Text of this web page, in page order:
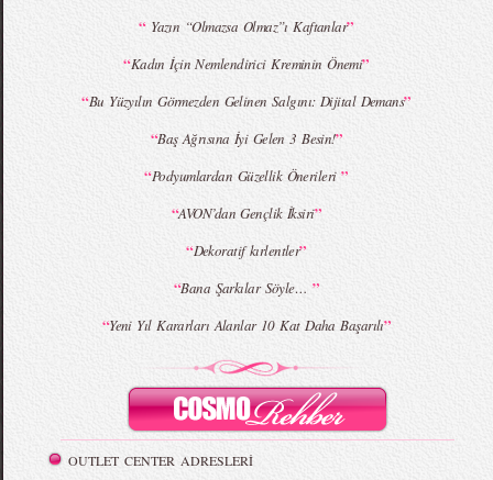
MBFWI - Giray Sepin 2015 Yaz Koleksiyonu MBFWI - Burçe Bekrek 2015 Yaz Koleksiyonu
“Yazın “Olmazsa Olmaz”ı Kaftanlar”
“Kadın İçin Nemlendirici Kreminin Önemi”
“Bu Yüzyılın Görmezden Gelinen Salgını: Dijital Demans”
“Baş Ağrısına İyi Gelen 3 Besin!”
“Podyumlardan Güzellik Önerileri”
“AVON’dan Gençlik İksiri”
“Dekoratif kırlentler”
“Bana Şarkılar Söyle… ”
“Yeni Yıl Kararları Alanlar 10 Kat Daha Başarılı”
OUTLET CENTER ADRESLERİ